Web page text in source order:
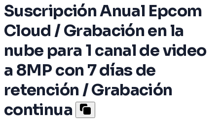
Suscripción Anual Epcom
Cloud / Grabación en la
nube para 1 canal de video
a 8MP con 7 días de
retención / Grabación
continua